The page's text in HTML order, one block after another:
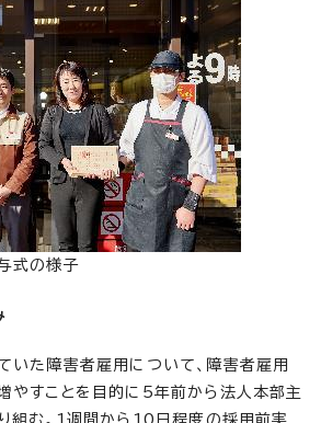
式の様子
いた障害者雇用について、障害者雇用
やすことを目的に5年前から法人本部主
組む。1週間から10日程度の採用前実